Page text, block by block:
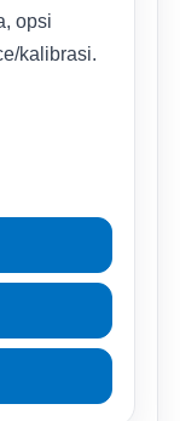
opsi
kalibrasi.